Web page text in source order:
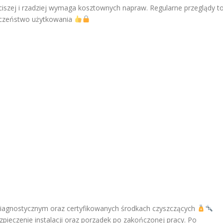
i rzadziej wymaga kosztownych napraw. Regularne przeglądy
użytkowania
oraz certyfikowanych środkach czyszczących
instalacji oraz porządek po zakończonej pracy. Po